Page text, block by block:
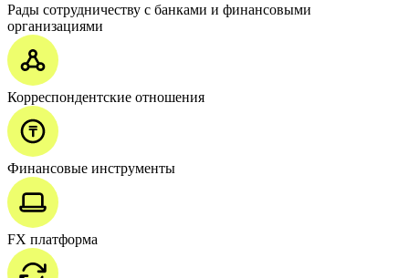
Рады сотрудничеству с банками и финансовыми
организациями
Корреспондентские отношения
Финансовые инструменты
FX платформа